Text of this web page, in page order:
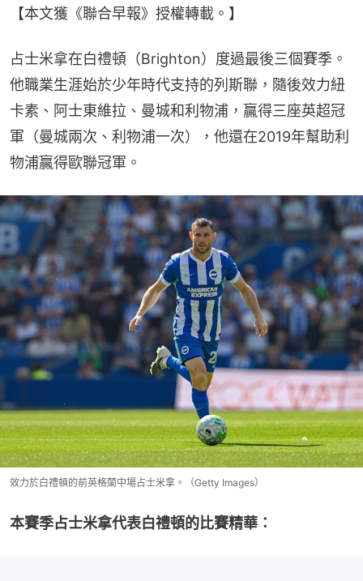
【本文獲《聯合早報》授權轉載。】
占士米拿在白禮頓（Brighton）度過最後三個賽季。
他職業生涯始於少年時代支持的列斯聯，隨後效力紐
卡素、阿士東維拉、曼城和利物浦，贏得三座英超冠
軍（曼城兩次、利物浦一次），他還在2019年幫助利
物浦贏得歐聯冠軍。
效力於白禮頓的前英格蘭中場占士米拿。（Getty Images）
本賽季占士米拿代表白禮頓的比賽精華：